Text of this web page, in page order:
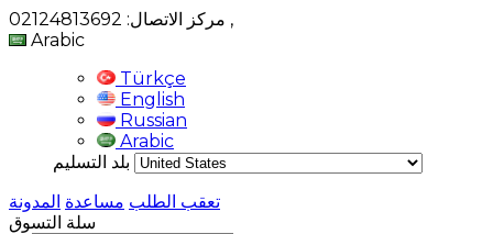
,
Arabic
Türkçe
English
Russian
Arabic
بلد التسليم
تعقب الطلب مساعدة المدونة
سلة التسوق